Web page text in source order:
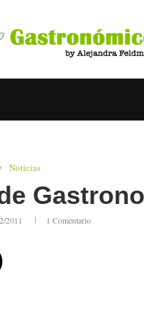
Noticias
2011 1 Comentario